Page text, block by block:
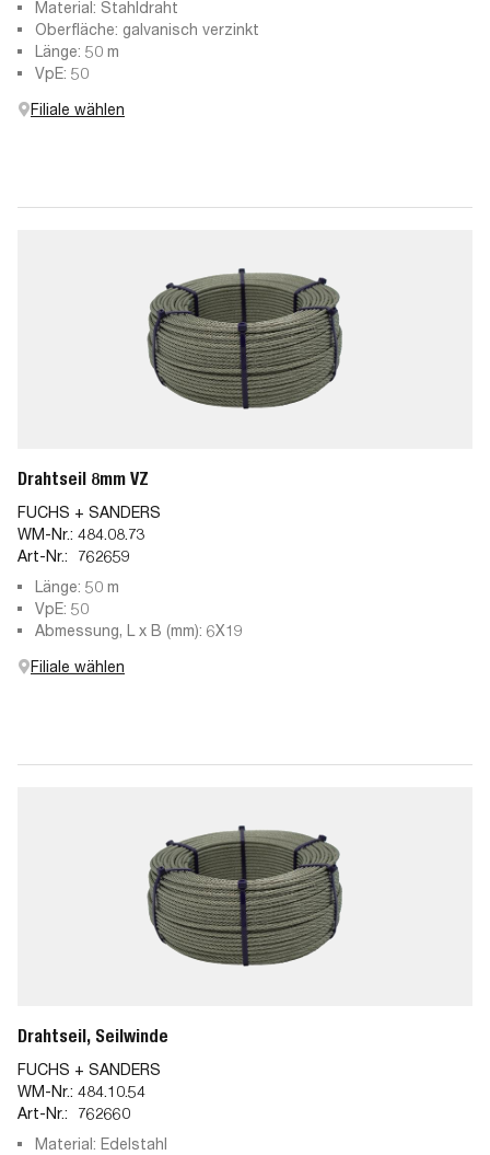
Material: Stahldraht
Oberfläche: galvanisch verzinkt
Länge: 50 m
VpE: 50
Filiale wählen
Drahtseil 8mm VZ
FUCHS + SANDERS
WM-Nr.: 484.08.73
Art-Nr.:
762659
Länge: 50 m
VpE: 50
Abmessung, L x B (mm): 6X19
Filiale wählen
Drahtseil, Seilwinde
FUCHS + SANDERS
WM-Nr.: 484.10.54
Art-Nr.:
762660
Material: Edelstahl